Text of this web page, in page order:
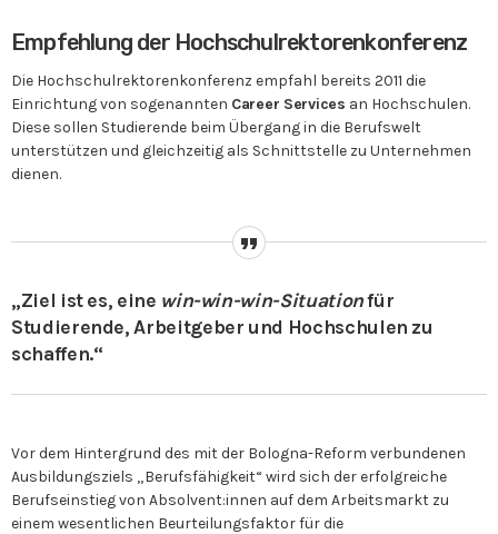
Empfehlung der Hochschulrektorenkonferenz
Die Hochschulrektorenkonferenz empfahl bereits 2011 die
Einrichtung von sogenannten Career Services an Hochschulen.
Diese sollen Studierende beim Übergang in die Berufswelt
unterstützen und gleichzeitig als Schnittstelle zu Unternehmen
dienen.
„Ziel ist es, eine win-win-win-Situationfür
Studierende, Arbeitgeber und Hochschulen zu
schaffen.“
Vor dem Hintergrund des mit der Bologna-Reform verbundenen
Ausbildungsziels „Berufsfähigkeit“ wird sich der erfolgreiche
Berufseinstieg von Absolvent:innen auf dem Arbeitsmarkt zu
einem wesentlichen Beurteilungsfaktor für die